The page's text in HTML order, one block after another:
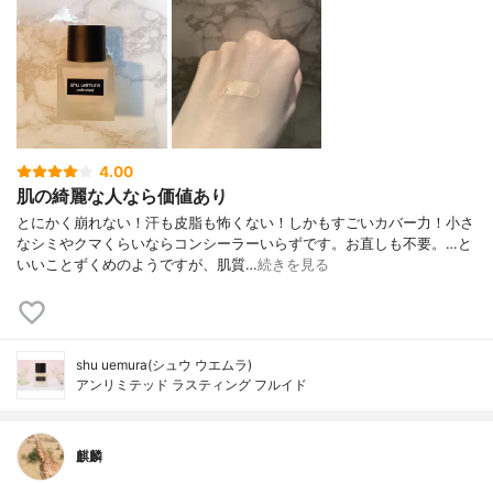
4.00
肌の綺麗な人なら価値あり
とにかく崩れない！汗も皮脂も怖くない！しかもすごいカバー力！小さ
なシミやクマくらいならコンシーラーいらずです。お直しも不要。…と
いいことずくめのようですが、肌質…続きを見る
shu uemura(シュウ ウエムラ)
アンリミテッド ラスティング フルイド
麒麟